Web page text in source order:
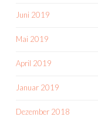
Juni 2019
Mai 2019
April 2019
Januar 2019
Dezember 2018